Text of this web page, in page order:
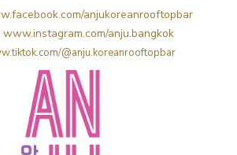
anjukoreanrooftopbar
www.instagram.com/anju.bangkok
@anju.koreanrooftopbar